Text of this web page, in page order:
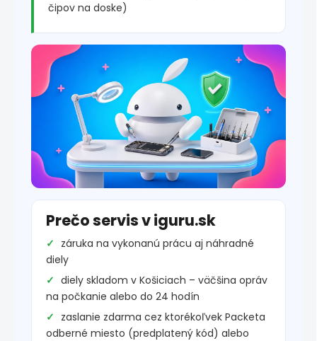
čipov na doske)
Prečo servis v iguru.sk
záruka na vykonanú prácu aj náhradné
diely
diely skladom v Košiciach – väčšina opráv
na počkanie alebo do 24 hodín
zaslanie zdarma cez ktorékoľvek Packeta
odberné miesto (predplatený kód) alebo